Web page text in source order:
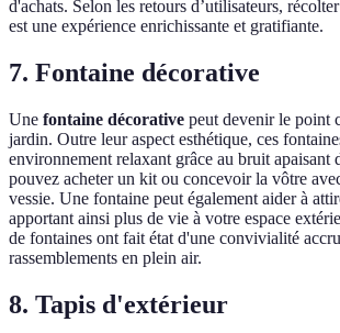
d'achats. Selon les retours d’utilisateurs,
est une expérience enrichissante et gratifiante.
7. Fontaine décorative
Une fontaine décorative peut devenir le point
jardin. Outre leur aspect esthétique, ces
environnement relaxant grâce au bruit apaisant
pouvez acheter un kit ou concevoir la vôtre
vessie. Une fontaine peut également aider à
apportant ainsi plus de vie à votre espace
de fontaines ont fait état d'une convivialité
rassemblements en plein air.
8. Tapis d'extérieur